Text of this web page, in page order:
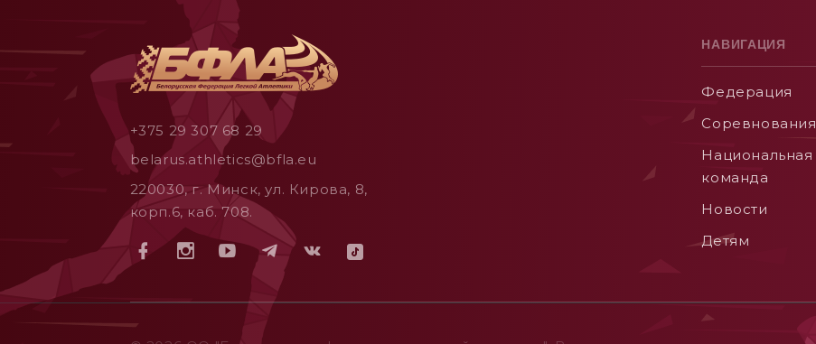
+375 29 307 68 29
belarus.athletics@bfla.eu
220030, г. Минск, ул. Кирова, 8,
корп.6, каб. 708.
НАВИГАЦИЯ
Федерация
Соревнования
Национальная
команда
Новости
Детям